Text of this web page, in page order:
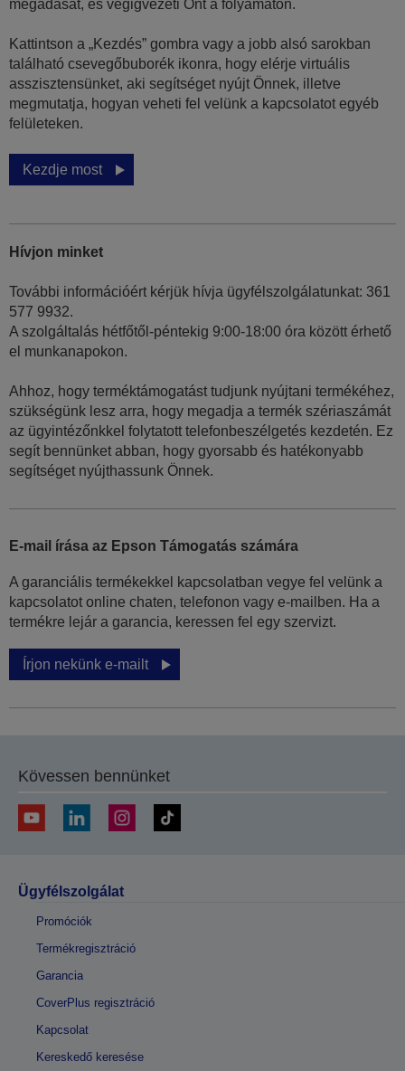
megadását, és végigvezeti Önt a folyamaton.
Kattintson a „Kezdés” gombra vagy a jobb alsó sarokban
található csevegőbuborék ikonra, hogy elérje virtuális
asszisztensünket, aki segítséget nyújt Önnek, illetve
megmutatja, hogyan veheti fel velünk a kapcsolatot egyéb
felületeken.
Kezdje most
Hívjon minket
További információért kérjük hívja ügyfélszolgálatunkat: 361
577 9932.
A szolgáltalás hétfőtől-péntekig 9:00-18:00 óra között érhető
el munkanapokon.
Ahhoz, hogy terméktámogatást tudjunk nyújtani termékéhez,
szükségünk lesz arra, hogy megadja a termék szériaszámát
az ügyintézőnkkel folytatott telefonbeszélgetés kezdetén. Ez
segít bennünket abban, hogy gyorsabb és hatékonyabb
segítséget nyújthassunk Önnek.
E-mail írása az Epson Támogatás számára
A garanciális termékekkel kapcsolatban vegye fel velünk a
kapcsolatot online chaten, telefonon vagy e-mailben. Ha a
termékre lejár a garancia, keressen fel egy szervizt.
Írjon nekünk e-mailt
Kövessen bennünket
Ügyfélszolgálat
Promóciók
Termékregisztráció
Garancia
CoverPlus regisztráció
Kapcsolat
Kereskedő keresése